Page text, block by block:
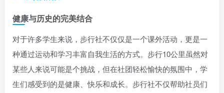
健康与历史的完美结合
对于许多学生来说，步行社不仅仅是一个课外活动，更是一
种通过运动和学习丰富自我生活的方式。步行10公里虽然对
某些人来说可能是个挑战，但在社团轻松愉快的氛围中，学
生们感受到的是健康、快乐和成长。步行社不仅帮助社员们